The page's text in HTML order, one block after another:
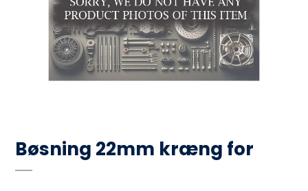
Bøsning 22mm kræng for